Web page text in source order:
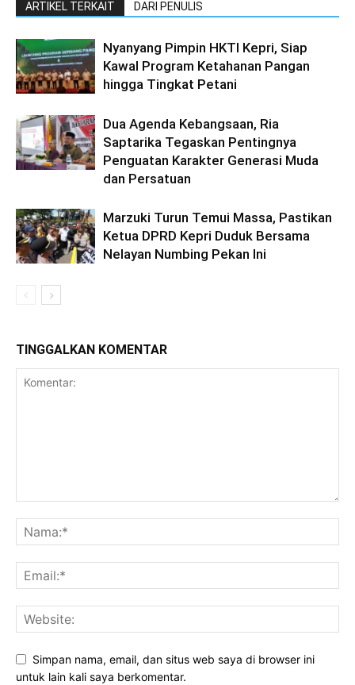
ARTIKEL TERKAIT DARI PENULIS
Nyanyang Pimpin HKTI Kepri, Siap
Kawal Program Ketahanan Pangan
hingga Tingkat Petani
Dua Agenda Kebangsaan, Ria
Saptarika Tegaskan Pentingnya
Penguatan Karakter Generasi Muda
dan Persatuan
Marzuki Turun Temui Massa, Pastikan
Ketua DPRD Kepri Duduk Bersama
Nelayan Numbing Pekan Ini
TINGGALKAN KOMENTAR
Simpan nama, email, dan situs web saya di browser ini
untuk lain kali saya berkomentar.